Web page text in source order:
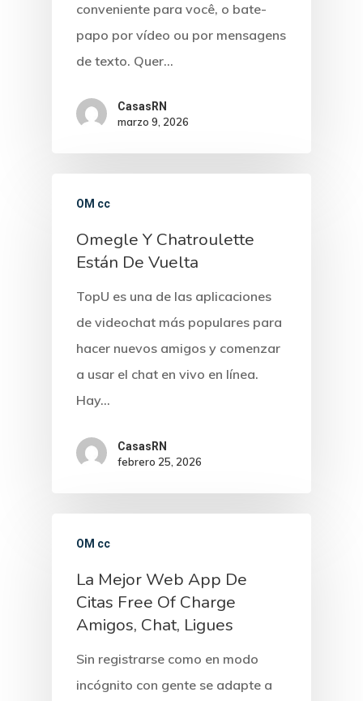
conveniente para você, o bate-
papo por vídeo ou por mensagens
de texto. Quer…
CasasRN
marzo 9, 2026
OM cc
Omegle Y Chatroulette
Están De Vuelta
TopU es una de las aplicaciones
de videochat más populares para
hacer nuevos amigos y comenzar
a usar el chat en vivo en línea.
Hay…
CasasRN
febrero 25, 2026
OM cc
La Mejor Web App De
Citas Free Of Charge
Amigos, Chat, Ligues
Sin registrarse como en modo
incógnito con gente se adapte a